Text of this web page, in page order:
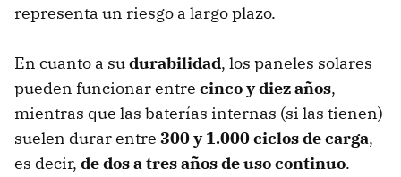
representa un riesgo a largo plazo.
En cuanto a sudurabilidad, los paneles solares
pueden funcionar entre cinco y diez años,
mientras que las baterías internas (si las tienen)
suelen durar entre 300 y 1.000 ciclos de carga,
es decir, de dos a tres años de uso continuo.